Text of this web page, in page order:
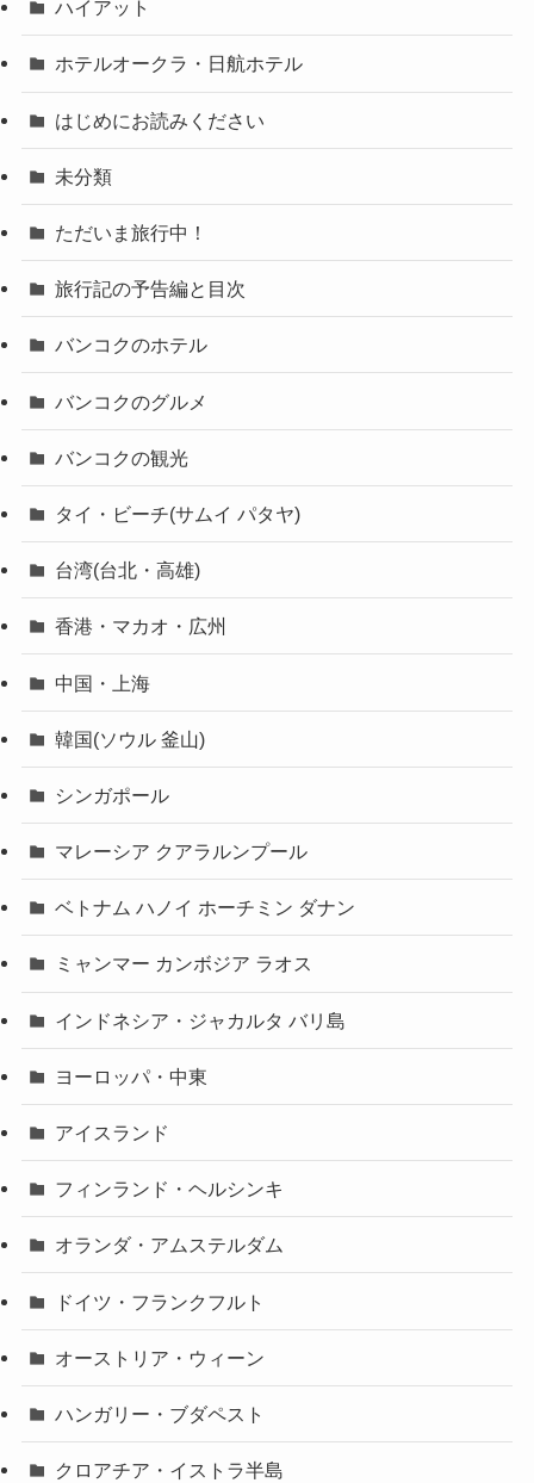
ハイアット
ホテルオークラ・日航ホテル
はじめにお読みください
未分類
ただいま旅行中！
旅行記の予告編と目次
バンコクのホテル
バンコクのグルメ
バンコクの観光
タイ・ビーチ(サムイ パタヤ)
台湾(台北・高雄)
香港・マカオ・広州
中国・上海
韓国(ソウル 釜山)
シンガポール
マレーシア クアラルンプール
ベトナム ハノイ ホーチミン ダナン
ミャンマー カンボジア ラオス
インドネシア・ジャカルタ バリ島
ヨーロッパ・中東
アイスランド
フィンランド・ヘルシンキ
オランダ・アムステルダム
ドイツ・フランクフルト
オーストリア・ウィーン
ハンガリー・ブダペスト
クロアチア・イストラ半島